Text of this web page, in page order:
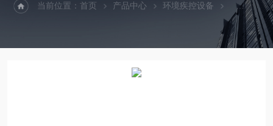
当前位置：首页 产品中心 环境疾控设备 荧光检测仪